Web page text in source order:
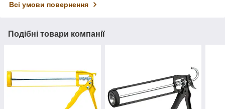
Всі умови повернення
Подібні товари компанії